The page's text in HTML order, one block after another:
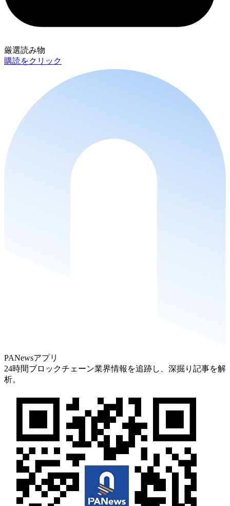
厳選読み物
購読をクリック
PANewsアプリ
24時間ブロックチェーン業界情報を追跡し、深掘り記事を解
析。